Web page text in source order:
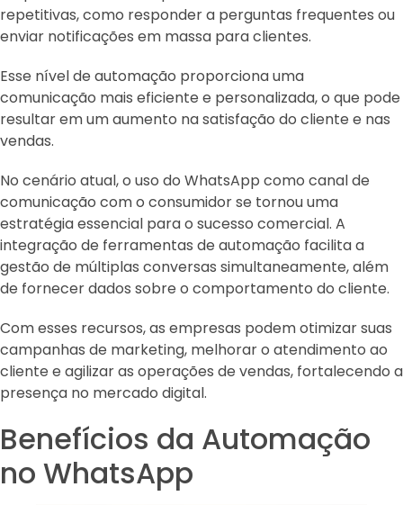
repetitivas, como responder a perguntas frequentes ou
enviar notificações em massa para clientes.
Esse nível de automação proporciona uma
comunicação mais eficiente e personalizada, o que pode
resultar em um aumento na satisfação do cliente e nas
vendas.
No cenário atual, o uso do WhatsApp como canal de
comunicação com o consumidor se tornou uma
estratégia essencial para o sucesso comercial. A
integração de ferramentas de automação facilita a
gestão de múltiplas conversas simultaneamente, além
de fornecer dados sobre o comportamento do cliente.
Com esses recursos, as empresas podem otimizar suas
campanhas de marketing, melhorar o atendimento ao
cliente e agilizar as operações de vendas, fortalecendo a
presença no mercado digital.
Benefícios da Automação
no WhatsApp